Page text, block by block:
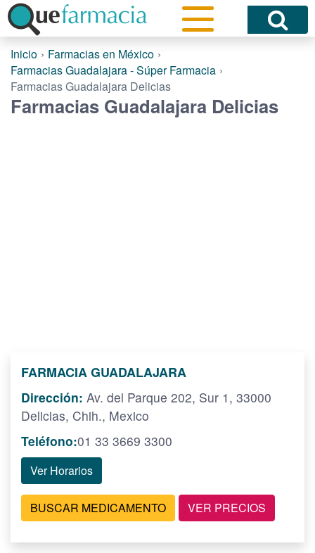
Inicio
Farmacias en México
Farmacias Guadalajara - Súper Farmacia
Farmacias Guadalajara Delicias
Farmacias Guadalajara Delicias
FARMACIA GUADALAJARA
Dirección: Av. del Parque 202, Sur 1, 33000
Delicias, Chih., Mexico
Teléfono:01 33 3669 3300
Ver Horarios
BUSCAR MEDICAMENTO VER PRECIOS